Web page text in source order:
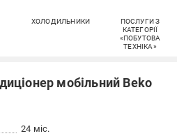
ХОЛОДИЛЬНИКИ
ПОСЛУГИ З
КАТЕГОРІЇ
«ПОБУТОВА
ТЕХНІКА»
мобільний Beko
24 міс.